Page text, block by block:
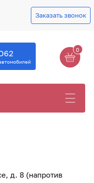
Заказать звонок
0
д. 8 (напротив